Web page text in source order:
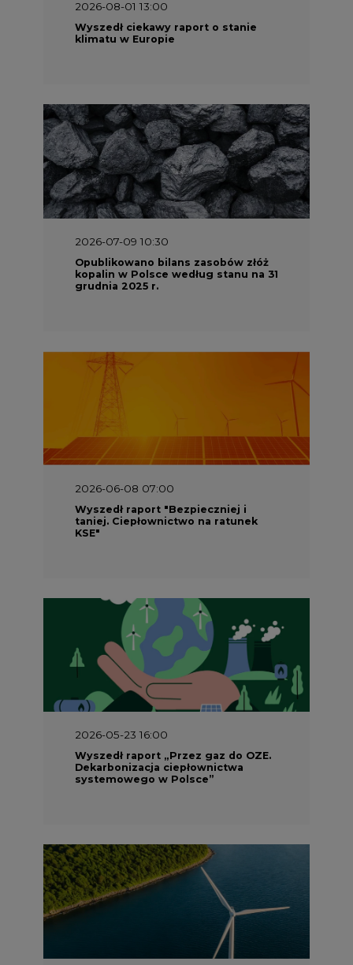
2026-08-01 13:00
Wyszedł ciekawy raport o stanie
klimatu w Europie
2026-07-09 10:30
Opublikowano bilans zasobów złóż
kopalin w Polsce według stanu na 31
grudnia 2025 r.
2026-06-08 07:00
Wyszedł raport "Bezpieczniej i
taniej. Ciepłownictwo na ratunek
KSE"
2026-05-23 16:00
Wyszedł raport „Przez gaz do OZE.
Dekarbonizacja ciepłownictwa
systemowego w Polsce”